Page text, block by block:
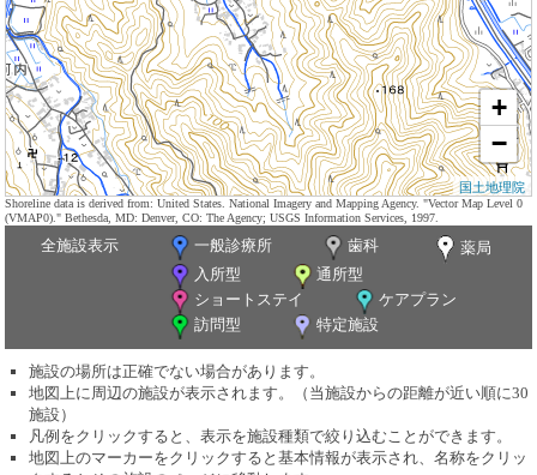
+
−
国土地理院
Shoreline data is derived from: United States. National Imagery and Mapping Agency. "Vector Map Level 0
(VMAP0)." Bethesda, MD: Denver, CO: The Agency; USGS Information Services, 1997.
全施設表示 一般診療所 歯科
薬局
入所型
通所型
ショートステイ
ケアプラン
訪問型
特定施設
施設の場所は正確でない場合があります。
地図上に周辺の施設が表示されます。（当施設からの距離が近い順に30
施設）
凡例をクリックすると、表示を施設種類で絞り込むことができます。
地図上のマーカーをクリックすると基本情報が表示され、名称をクリッ